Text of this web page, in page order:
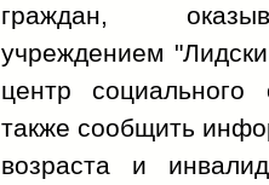
граждан,
учреждением
центр социального
также сообщить
возраста и